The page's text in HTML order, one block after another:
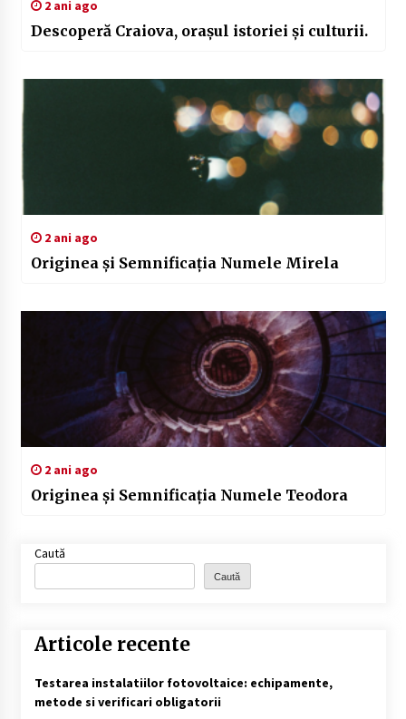
2 ani ago
Descoperă Craiova, orașul istoriei și culturii.
2 ani ago
Originea și Semnificația Numele Mirela
2 ani ago
Originea și Semnificația Numele Teodora
Caută
Caută
Articole recente
Testarea instalatiilor fotovoltaice: echipamente,
metode si verificari obligatorii